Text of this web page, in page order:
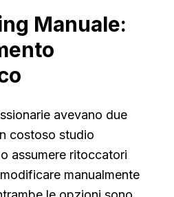
Manuale:
avevano due
costoso studio
assumere ritoccatori
manualmente